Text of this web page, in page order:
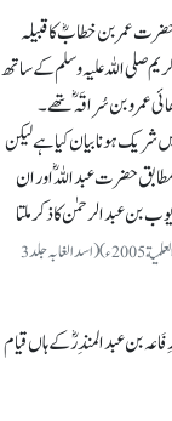
عمر بن خطابؓ کا قبیلہ
صلی اللہ علیہ وسلم کے ساتھ
عمرو بن سُراقَہؓ تھے۔
شریک ہونا بیان کیا ہے لیکن
حضرت عبداللہؓ اور ان
بن عبدالرحمٰن کا ذکر ملتا
(السیرۃ النبویۃ لابن ہشام صفحہ462، من بنی عدی وحلفائھم، دارالکتب العلمیة 2001ء) (الاصابہ فی تمییز الصحابہ جلد 4 صفحہ91-92، عبد اللہ بن سُرَاقَہ، دارالکتب العلمیة 2005ء) (اسد الغابہ جلد 3
بن عبدالمنذِرؓ کے ہاں قیام